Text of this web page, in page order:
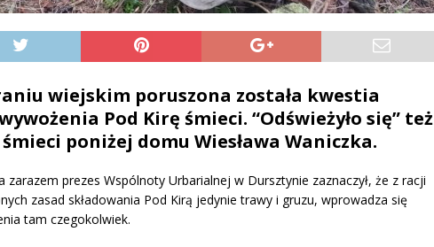
wiejskim poruszona została kwestia
Pod Kirę śmieci. “Odświeżyło się” też
poniżej domu Wiesława Waniczka.
zarazem prezes Wspólnoty Urbarialnej w Dursztynie zaznaczył, że z racji
zasad składowania Pod Kirą jedynie trawy i gruzu, wprowadza się
tam czegokolwiek.